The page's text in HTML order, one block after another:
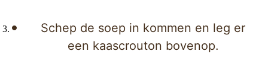
Schep de soep in kommen en leg er
een kaascrouton bovenop.